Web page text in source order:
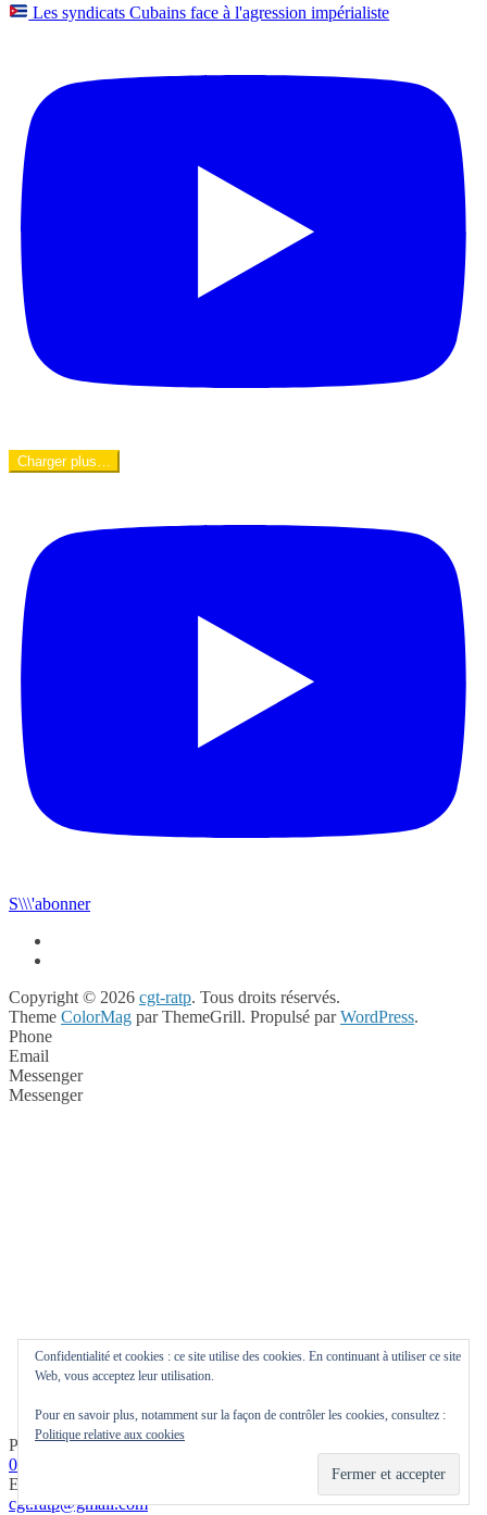
Les syndicats Cubains face à l'agression impérialiste
Charger plus…
S\\\'abonner
Copyright © 2026 cgt-ratp. Tous droits réservés.
Theme ColorMag par ThemeGrill. Propulsé parWordPress.
Phone
Email
Messenger
Messenger
Phone
0144785361
Email
cgt.ratp@gmail.com
Confidentialité et cookies : ce site utilise des cookies. En continuant à utiliser ce site
Web, vous acceptez leur utilisation.
Pour en savoir plus, notamment sur la façon de contrôler les cookies, consultez :
Politique relative aux cookies